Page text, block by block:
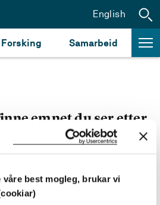
våre best mogleg, brukar vi
Forsking Samarbeid
English
emnet du ser etter
emnet du ser etter i
å klikke på «English».